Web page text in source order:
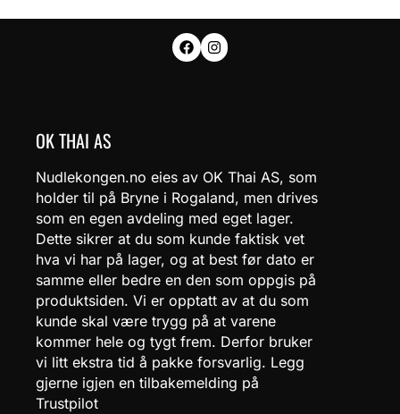
OK THAI AS
Nudlekongen.no eies av OK Thai AS, som
holder til på Bryne i Rogaland, men drives
som en egen avdeling med eget lager.
Dette sikrer at du som kunde faktisk vet
hva vi har på lager, og at best før dato er
samme eller bedre en den som oppgis på
produktsiden. Vi er opptatt av at du som
kunde skal være trygg på at varene
kommer hele og tygt frem. Derfor bruker
vi litt ekstra tid å pakke forsvarlig. Legg
gjerne igjen en tilbakemelding på
Trustpilot